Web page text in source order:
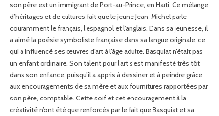
son père est un immigrant de Port-au-Prince, en Haïti. Ce mélange
d’héritages et de cultures fait que le jeune Jean-Michel parle
couramment le français, l’espagnol et l’anglais. Dans sa jeunesse, il
a aimé la poésie symboliste française dans sa langue originale, ce
qui a influencé ses œuvres d’art à l’âge adulte. Basquiat n’était pas
un enfant ordinaire. Son talent pour l’art s’est manifesté très tôt
dans son enfance, puisqu’il a appris à dessiner et à peindre grâce
aux encouragements de sa mère et aux fournitures rapportées par
son père, comptable. Cette soif et cet encouragement à la
créativité n’ont été que renforcés par le fait que Basquiat et sa